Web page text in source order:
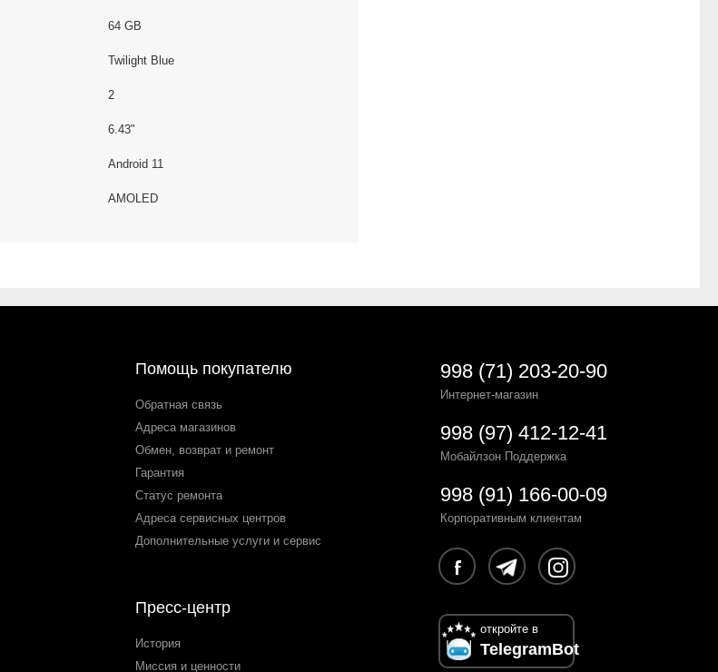
64 GB
Twilight Blue
2
6.43"
Android 11
AMOLED
Помощь покупателю
Обратная связь
Адреса магазинов
Обмен, возврат и ремонт
Гарантия
Статус ремонта
Адреса сервисных центров
Дополнительные услуги и сервис
Пресс-центр
История
Миссия и ценности
998 (71) 203-20-90
Интернет-магазин
998 (97) 412-12-41
Мобайлзон Поддержка
998 (91) 166-00-09
Корпоративным клиентам
откройте в
TelegramBot